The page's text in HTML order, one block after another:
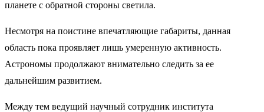
планете с обратной стороны светила.
Несмотря на поистине впечатляющие габариты, данная
область пока проявляет лишь умеренную активность.
Астрономы продолжают внимательно следить за ее
дальнейшим развитием.
Между тем ведущий научный сотрудник института